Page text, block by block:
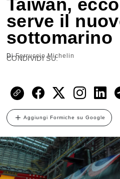
Taiwan,
serve il
sottomarino
DiFerruccio Michelin
CONDIVIDI SU:
Aggiungi Formiche su Google